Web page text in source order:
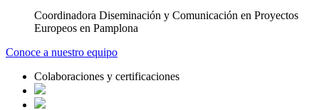
Coordinadora Diseminación y Comunicación en Proyectos
Europeos en Pamplona
Conoce a nuestro equipo
Colaboraciones y certificaciones